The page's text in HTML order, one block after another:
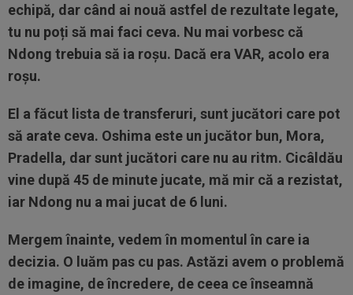
echipă, dar când ai nouă astfel de rezultate legate,
tu nu poți să mai faci ceva. Nu mai vorbesc că
Ndong trebuia să ia roșu. Dacă era VAR, acolo era
roșu.
El a făcut lista de transferuri, sunt jucători care pot
să arate ceva. Oshima este un jucător bun, Mora,
Pradella, dar sunt jucători care nu au ritm. Cicâldău
vine după 45 de minute jucate, mă mir că a rezistat,
iar Ndong nu a mai jucat de 6 luni.
Mergem înainte, vedem în momentul în care ia
decizia. O luăm pas cu pas. Astăzi avem o problemă
de imagine, de încredere, de ceea ce înseamnă